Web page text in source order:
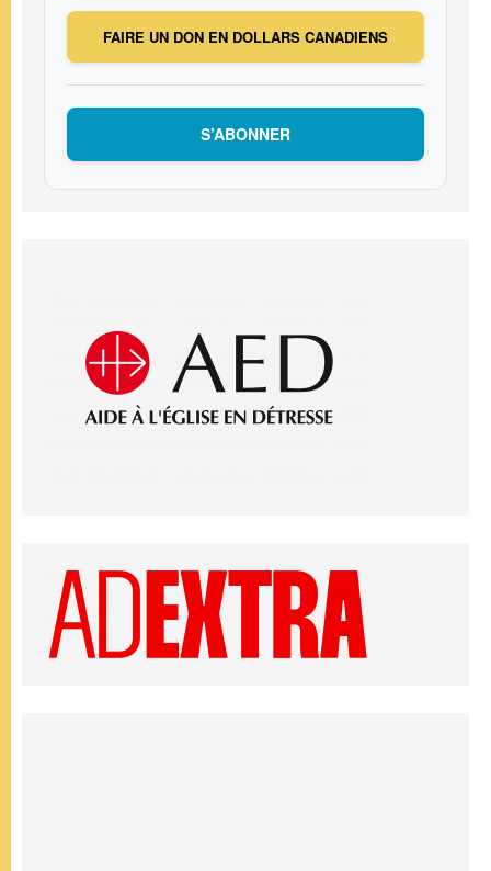
FAIRE UN DON EN DOLLARS CANADIENS
S’ABONNER